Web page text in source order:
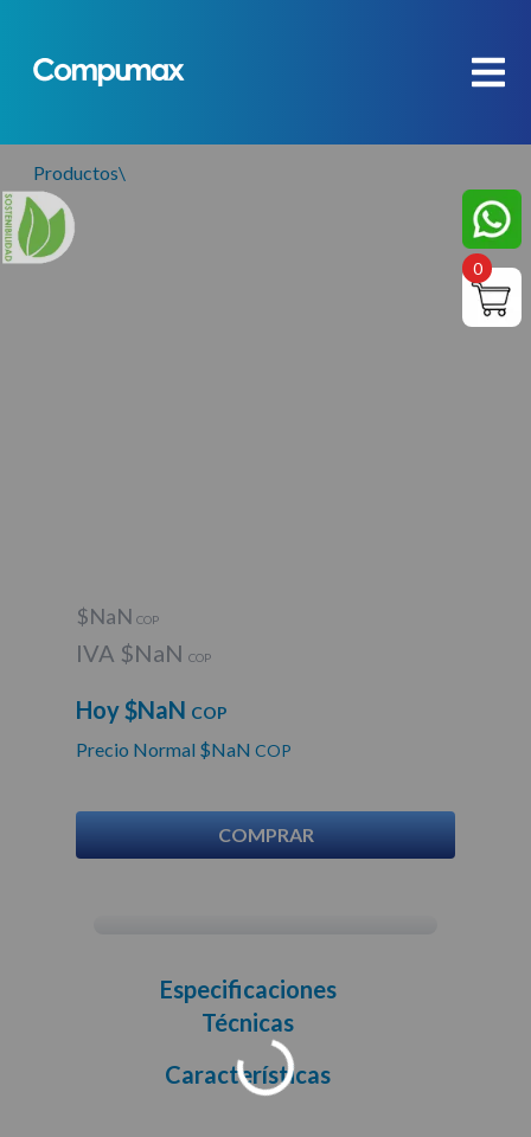
Productos\
$NaN COP
IVA $NaN COP
Hoy $NaN COP
Precio Normal $NaN COP
COMPRAR
Especificaciones
Técnicas
Características
0